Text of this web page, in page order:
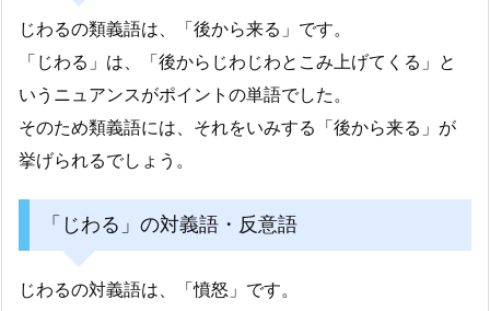
じわるの類義語は、「後から来る」です。
「じわる」は、「後からじわじわとこみ上げてくる」と
いうニュアンスがポイントの単語でした。
そのため類義語には、それをいみする「後から来る」が
挙げられるでしょう。
「じわる」の対義語・反意語
じわるの対義語は、「憤怒」です。